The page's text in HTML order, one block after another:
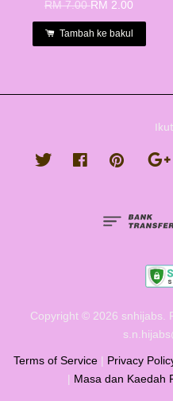
RM 7.00RM 2.00
Tambah ke bakul
Twitter FacebookPinterest
Copyright © 2026 snhijabs.
Terms of Service| Privacy
| Masa dan Kaedah